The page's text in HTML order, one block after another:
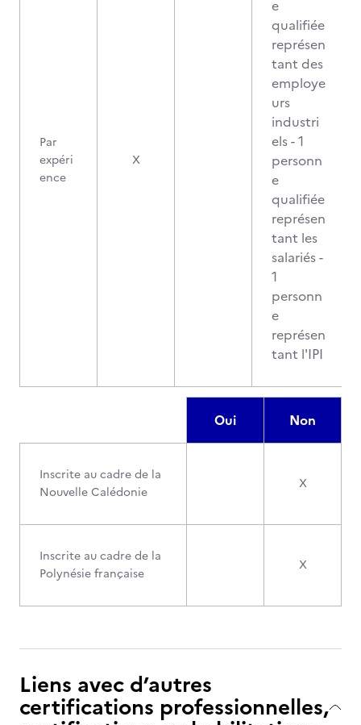
Par
expéri
ence
X
e
qualifiée
représen
tant des
employe
urs
industri
els - 1
personn
e
qualifiée
représen
tant les
salariés -
1
personn
e
représen
tant l'IPI
Oui Non
Inscrite au cadre de la
Nouvelle Calédonie
X
Inscrite au cadre de la
Polynésie française
X
Liens avec d’autres
certifications professionnelles,